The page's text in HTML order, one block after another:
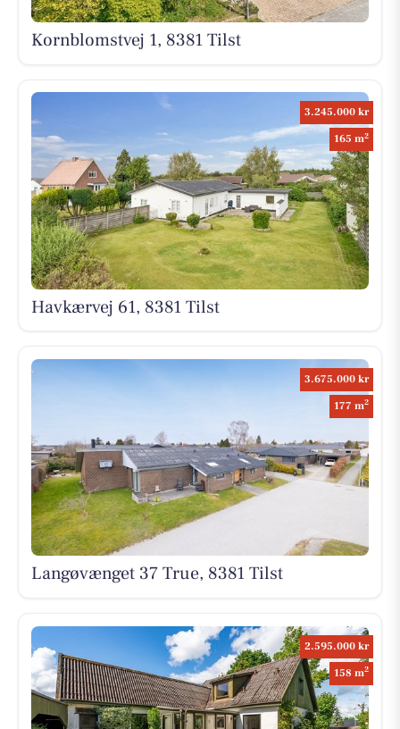
Kornblomstvej 1, 8381 Tilst
3.245.000 kr
165 m2
Havkærvej 61, 8381 Tilst
3.675.000 kr
177 m2
Langøvænget 37 True, 8381 Tilst
2.595.000 kr
158 m2